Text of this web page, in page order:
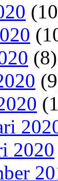
(8)
2020